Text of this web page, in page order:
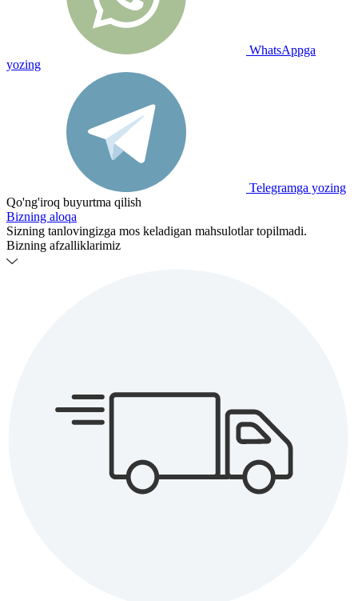
WhatsAppga
yozing
Telegramga yozing
Qo'ng'iroq buyurtma qilish
Bizning aloqa
Sizning tanlovingizga mos keladigan mahsulotlar topilmadi.
Bizning afzalliklarimiz